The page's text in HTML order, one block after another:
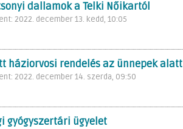
dallamok a Telki Nőikartól
2022. december 13. kedd, 10:05
háziorvosi rendelés az ünnepek alatt
2022. december 14. szerda, 09:50
gyógyszertári ügyelet